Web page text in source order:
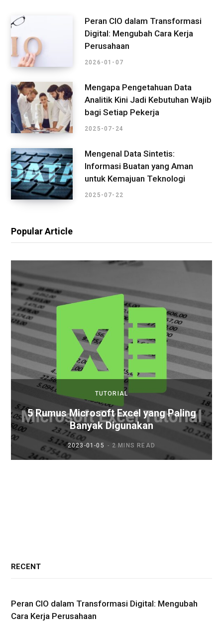
Peran CIO dalam Transformasi
Digital: Mengubah Cara Kerja
Perusahaan
2026-01-07
Mengapa Pengetahuan Data
Analitik Kini Jadi Kebutuhan Wajib
bagi Setiap Pekerja
2025-07-24
Mengenal Data Sintetis:
Informasi Buatan yang Aman
untuk Kemajuan Teknologi
2025-07-22
Popular Article
TUTORIAL
5 Rumus Microsoft Excel yang Paling
Banyak Digunakan
2023-01-05 2 MINS READ
RECENT
Peran CIO dalam Transformasi Digital: Mengubah
Cara Kerja Perusahaan